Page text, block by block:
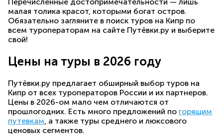
малая толика красот, которыми богат остров.
Обязательно загляните в поиск туров на Кипр по
всем туроператорам на сайте Путёвки.ру и выберите
свой!
Цены на туры в 2026 году
Путёвки.ру предлагает обширный выбор туров на
Кипр от всех туроператоров России и их партнеров.
Цены в 2026-ом мало чем отличаются от
прошлогодних. Есть много предложений по горящим
путевкам, а также туры среднего и люксового
ценовых сегментов.